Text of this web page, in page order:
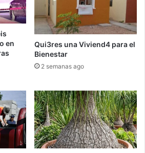
en
Qui3res una Viviend4 para el
Bienestar
2 semanas ago